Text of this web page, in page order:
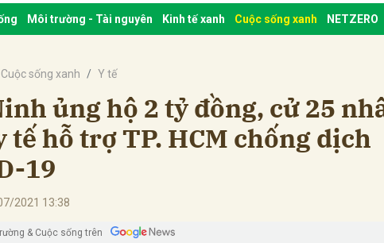
Môi trường - Tài nguyên Kinh tế xanh Cuộc sống xanh NETZERO
Cuộc sống xanh Y tế
ủng hộ 2 tỷ đồng, cử 25
tế hỗ trợ TP. HCM chống dịch
19
2021 13:38
& Cuộc sống trên